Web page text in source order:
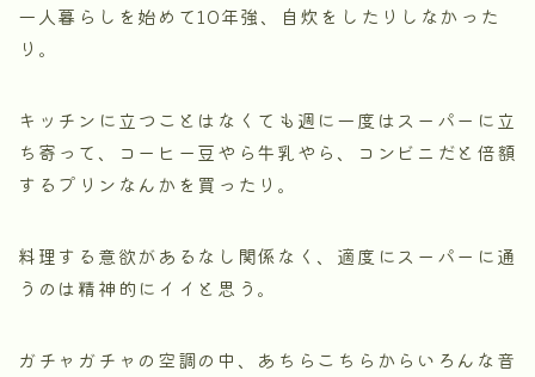
一人暮らしを始めて10年強、自炊をしたりしなかった
り。
キッチンに立つことはなくても週に一度はスーパーに立
ち寄って、コーヒー豆やら牛乳やら、コンビニだと倍額
するプリンなんかを買ったり。
料理する意欲があるなし関係なく、適度にスーパーに通
うのは精神的にイイと思う。
ガチャガチャの空調の中、あちらこちらからいろんな音